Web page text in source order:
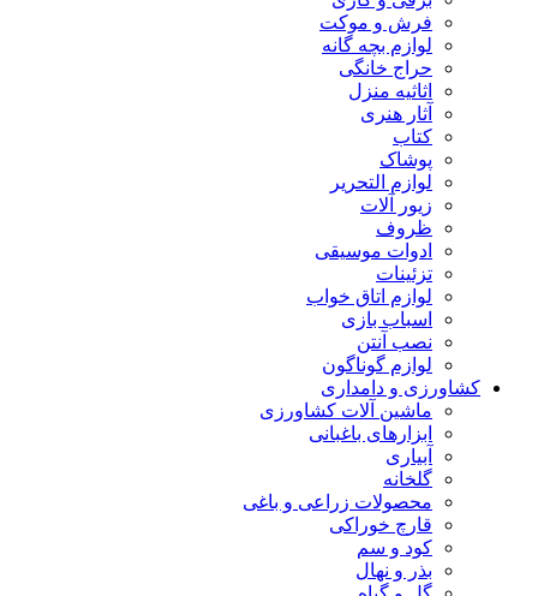
فرش و موکت
لوازم بچه گانه
حراج خانگی
اثاثیه منزل
آثار هنری
کتاب
پوشاک
لوازم التحریر
زیور آلات
ظروف
ادوات موسیقی
تزئینات
لوازم اتاق خواب
اسباب بازی
نصب آنتن
لوازم گوناگون
کشاورزی و دامداری
ماشین آلات کشاورزی
ابزارهای باغبانی
آبیاری
گلخانه
محصولات زراعی و باغی
قارچ خوراکی
کود و سم
بذر و نهال